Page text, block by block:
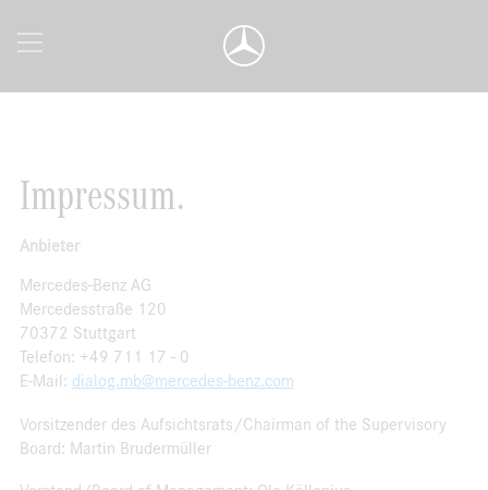
Impressum.
Anbieter
Mercedes-Benz AG
Mercedesstraße 120
70372 Stuttgart
Telefon: +49 711 17 - 0
E-Mail: dialog.mb@mercedes-benz.com
Vorsitzender des Aufsichtsrats/Chairman of the Supervisory
Board: Martin Brudermüller